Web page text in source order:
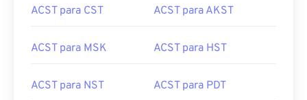
ACST para CST ACST para AKST
ACST para MSK ACST para HST
ACST para NST ACST para PDT